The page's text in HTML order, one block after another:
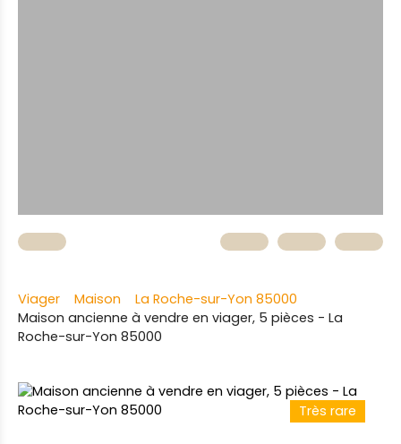
Viager Maison
La Roche-sur-Yon 85000
Maison ancienne à vendre en viager, 5 pièces - La
Roche-sur-Yon 85000
Très rare